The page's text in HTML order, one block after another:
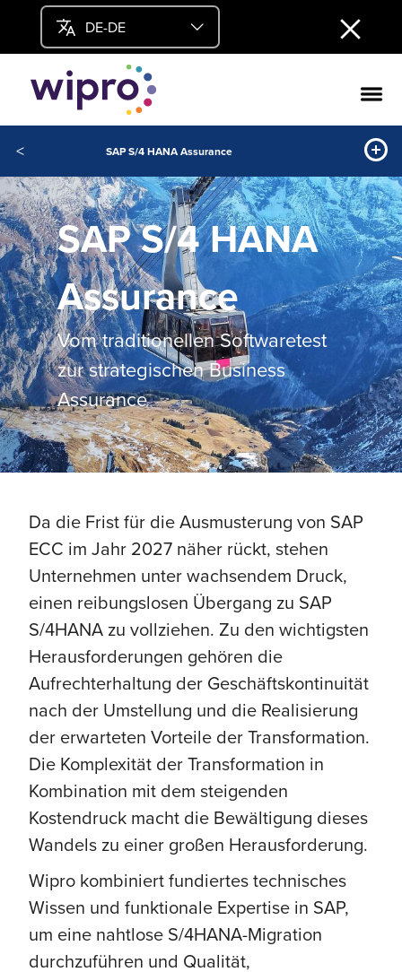
DE-DE
< SAP S/4 HANA Assurance
SAP S/4 HANA
Assurance
Vom traditionellen Softwaretest
zur strategischen Business
Assurance
Da die Frist für die Ausmusterung von SAP
ECC im Jahr 2027 näher rückt, stehen
Unternehmen unter wachsendem Druck,
einen reibungslosen Übergang zu SAP
S/4HANA zu vollziehen. Zu den wichtigsten
Herausforderungen gehören die
Aufrechterhaltung der Geschäftskontinuität
nach der Umstellung und die Realisierung
der erwarteten Vorteile der Transformation.
Die Komplexität der Transformation in
Kombination mit dem steigenden
Kostendruck macht die Bewältigung dieses
Wandels zu einer großen Herausforderung.
Wipro kombiniert fundiertes technisches
Wissen und funktionale Expertise in SAP,
um eine nahtlose S/4HANA-Migration
durchzuführen und Qualität,